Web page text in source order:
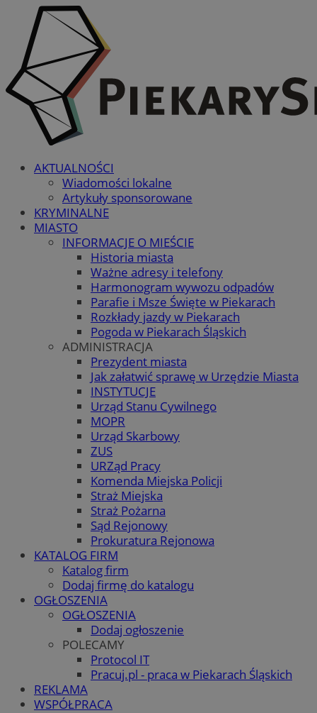
AKTUALNOŚCI
Wiadomości lokalne
Artykuły sponsorowane
KRYMINALNE
MIASTO
INFORMACJE O MIEŚCIE
Historia miasta
Ważne adresy i telefony
Harmonogram wywozu odpadów
Parafie i Msze Święte w Piekarach
Rozkłady jazdy w Piekarach
Pogoda w Piekarach Śląskich
ADMINISTRACJA
Prezydent miasta
Jak załatwić sprawę w Urzędzie Miasta
INSTYTUCJE
Urząd Stanu Cywilnego
MOPR
Urząd Skarbowy
ZUS
URZąd Pracy
Komenda Miejska Policji
Straż Miejska
Straż Pożarna
Sąd Rejonowy
Prokuratura Rejonowa
KATALOG FIRM
Katalog firm
Dodaj firmę do katalogu
OGŁOSZENIA
OGŁOSZENIA
Dodaj ogłoszenie
POLECAMY
Protocol IT
Pracuj.pl - praca w Piekarach Śląskich
REKLAMA
WSPÓŁPRACA